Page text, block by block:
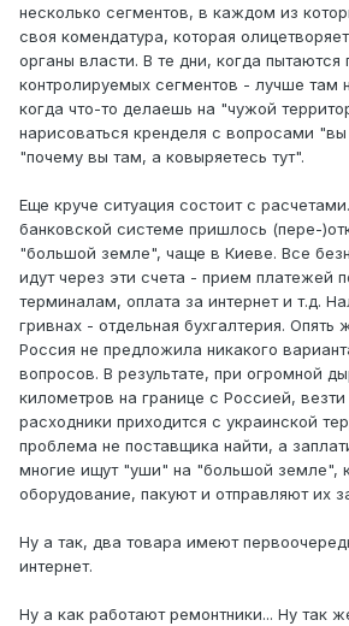
несколько сегментов, в каждом из
своя комендатура, которая
органы власти. В те дни, когда пытаются
контролируемых сегментов - лучше там
когда что-то делаешь на "чужой
нарисоваться кренделя с вопросами "вы
"почему вы там, а ковыряетесь тут".
Еще круче ситуация состоит с
банковской системе пришлось (пере-
"большой земле", чаще в Киеве. Все
идут через эти счета - прием платежей
терминалам, оплата за интернет и т.д.
гривнах - отдельная бухгалтерия. Опять
Россия не предложила никакого
вопросов. В результате, при огромной
километров на границе с Россией,
расходники приходится с украинской
проблема не поставщика найти, а
многие ищут "уши" на "большой земле",
оборудование, пакуют и отправляют их
Ну а так, два товара имеют
интернет.
Ну а как работают ремонтники... Ну так